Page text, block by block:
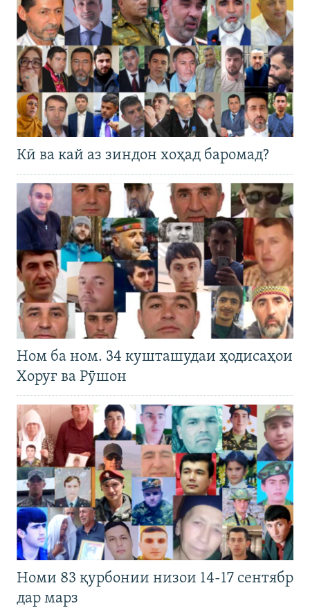
Кӣ ва кай аз зиндон хоҳад баромад?
Ном ба ном. 34 кушташудаи ҳодисаҳои
Хоруғ ва Рӯшон
Номи 83 қурбонии низои 14-17 сентябр
дар марз